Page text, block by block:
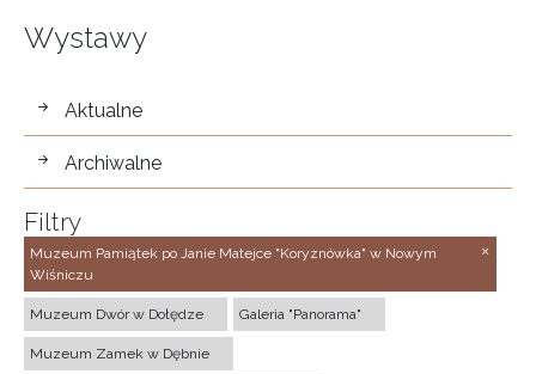
Wystawy
wystawy
Aktualne
Archiwalne
Filtry
Muzeum Pamiątek po Janie Matejce "Koryznówka" w Nowym
Wiśniczu
Muzeum Dwór w Dołędze Galeria "Panorama"
Muzeum Zamek w Dębnie